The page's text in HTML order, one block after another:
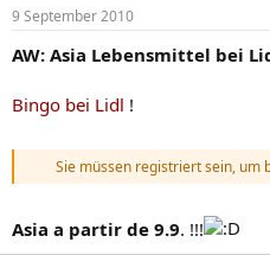
9 September 2010
AW: Asia Lebensmittel bei
Bingo bei Lidl !
Sie müssen registriert sein, um
Asia a partir de 9.9. !!!